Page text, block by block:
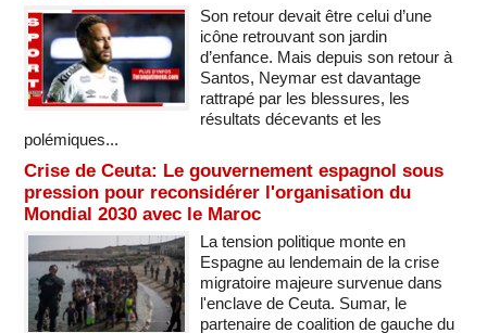
Son retour devait être celui d’une
icône retrouvant son jardin
d’enfance. Mais depuis son retour à
Santos, Neymar est davantage
rattrapé par les blessures, les
résultats décevants et les
polémiques...
Crise de Ceuta: Le gouvernement espagnol sous
pression pour reconsidérer l'organisation du
Mondial 2030 avec le Maroc
La tension politique monte en
Espagne au lendemain de la crise
migratoire majeure survenue dans
l'enclave de Ceuta. Sumar, le
partenaire de coalition de gauche du